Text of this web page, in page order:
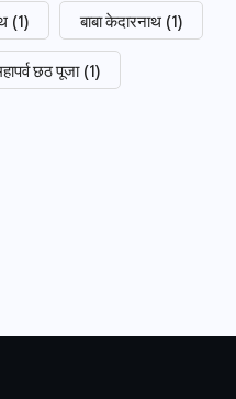
(1) बाबा केदारनाथ (1)
छठ पूजा (1)